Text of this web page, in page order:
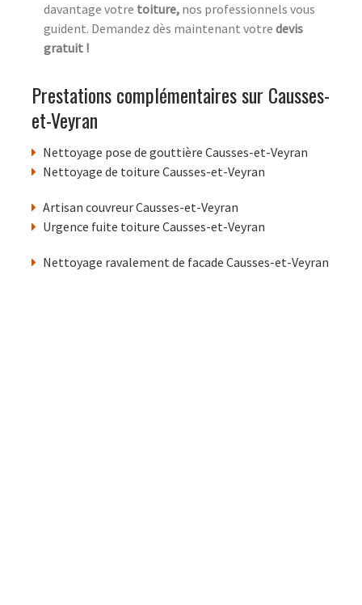
davantage votre toiture, nos professionnels vous
guident. Demandez dès maintenant votre devis
gratuit !
Prestations complémentaires sur Causses-
et-Veyran
Nettoyage pose de gouttière Causses-et-Veyran
Nettoyage de toiture Causses-et-Veyran
Artisan couvreur Causses-et-Veyran
Urgence fuite toiture Causses-et-Veyran
Nettoyage ravalement de facade Causses-et-Veyran